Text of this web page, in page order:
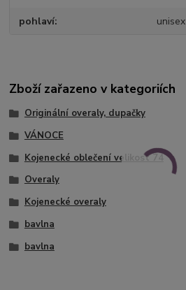
pohlaví unisex
Zboží zařazeno v kategoriích
Originální overaly, dupačky
VÁNOCE
Kojenecké oblečení velikost 74
Overaly
Kojenecké overaly
bavlna
bavlna